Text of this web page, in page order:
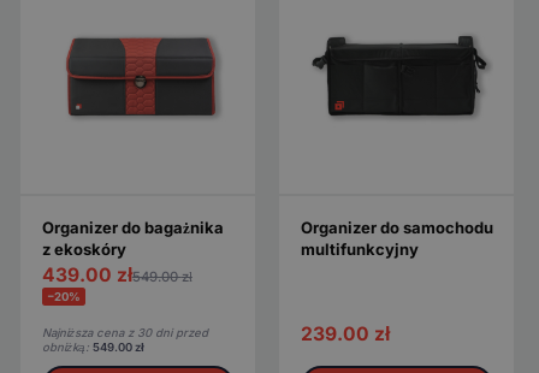
Organizer do bagażnika
z ekoskóry
439.00 zł549.00zł
−20%
Najniższa cena z 30 dni przed
obniżką: 549.00zł
Organizer do samochodu
multifunkcyjny
239.00 zł